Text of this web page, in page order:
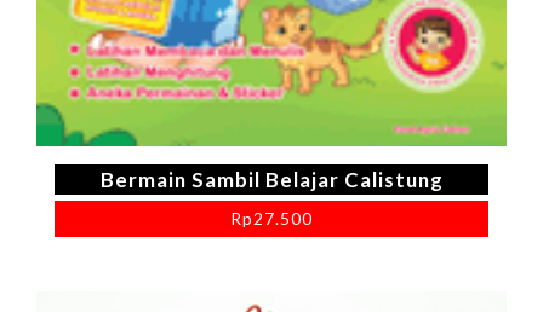
Bermain Sambil Belajar Calistung
Rp27.500